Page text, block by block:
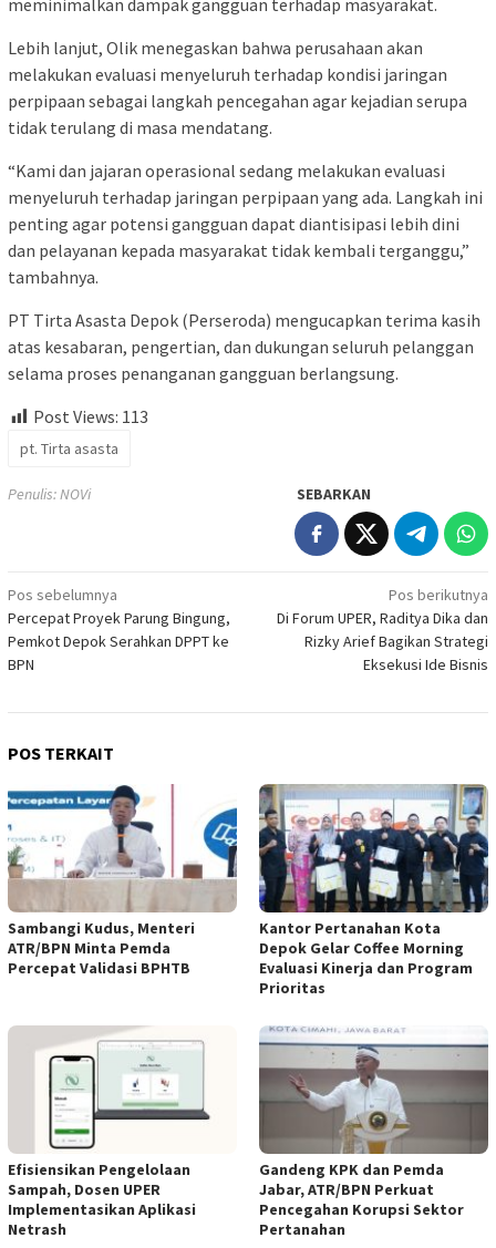
Lebih lanjut, Olik menegaskan bahwa perusahaan akan
melakukan evaluasi menyeluruh terhadap kondisi jaringan
perpipaan sebagai langkah pencegahan agar kejadian serupa
tidak terulang di masa mendatang.
“Kami dan jajaran operasional sedang melakukan evaluasi
menyeluruh terhadap jaringan perpipaan yang ada. Langkah ini
penting agar potensi gangguan dapat diantisipasi lebih dini
dan pelayanan kepada masyarakat tidak kembali terganggu,”
tambahnya.
PT Tirta Asasta Depok (Perseroda) mengucapkan terima kasih
atas kesabaran, pengertian, dan dukungan seluruh pelanggan
selama proses penanganan gangguan berlangsung.
Post Views: 113
pt. Tirta asasta
Penulis: NOVi SEBARKAN
Navigasi
pos
Pos sebelumnya
Percepat Proyek Parung Bingung,
Pemkot Depok Serahkan DPPT ke
BPN
Pos berikutnya
Di Forum UPER, Raditya Dika dan
Rizky Arief Bagikan Strategi
Eksekusi Ide Bisnis
POS TERKAIT
Sambangi Kudus, Menteri
ATR/BPN Minta Pemda
Percepat Validasi BPHTB
Kantor Pertanahan Kota
Depok Gelar Coffee Morning
Evaluasi Kinerja dan Program
Prioritas
Efisiensikan Pengelolaan
Sampah, Dosen UPER
Implementasikan Aplikasi
Netrash
Gandeng KPK dan Pemda
Jabar, ATR/BPN Perkuat
Pencegahan Korupsi Sektor
Pertanahan